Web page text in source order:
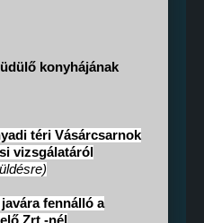
konyhájának
téri Vásárcsarnok
vizsgálatáról
fennálló a